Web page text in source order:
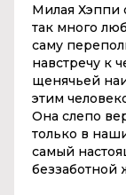
Милая Хэппи
так много
саму
навстречу к
щенячьей
этим
Она слепо
только в
самый
беззаботной